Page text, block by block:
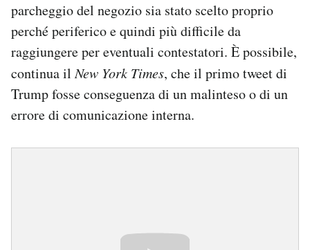
parcheggio del negozio sia stato scelto proprio
perché periferico e quindi più difficile da
raggiungere per eventuali contestatori. È possibile,
continua ilNew York Times, che il primo tweet di
Trump fosse conseguenza di un malinteso o di un
errore di comunicazione interna.